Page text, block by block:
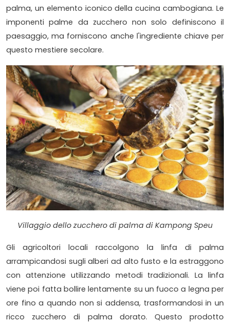
palma, un elemento iconico della cucina cambogiana. Le
imponenti palme da zucchero non solo definiscono il
paesaggio, ma forniscono anche l'ingrediente chiave per
questo mestiere secolare.
Villaggio dello zucchero di palma di Kampong Speu
Gli agricoltori locali raccolgono la linfa di palma
arrampicandosi sugli alberi ad alto fusto e la estraggono
con attenzione utilizzando metodi tradizionali. La linfa
viene poi fatta bollire lentamente su un fuoco a legna per
ore fino a quando non si addensa, trasformandosi in un
ricco zucchero di palma dorato. Questo prodotto